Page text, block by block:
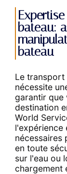
bateau:
bateau
Le transport
nécessite
garantir que
destination
World
l'expérience
nécessaires
en toute
sur l'eau ou
chargement